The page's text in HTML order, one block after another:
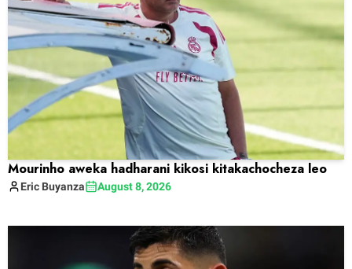
Mourinho aweka hadharani kikosi kitakachocheza leo
Eric Buyanza August 8, 2026